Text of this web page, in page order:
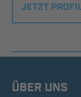
JETZT
ÜBER UNS